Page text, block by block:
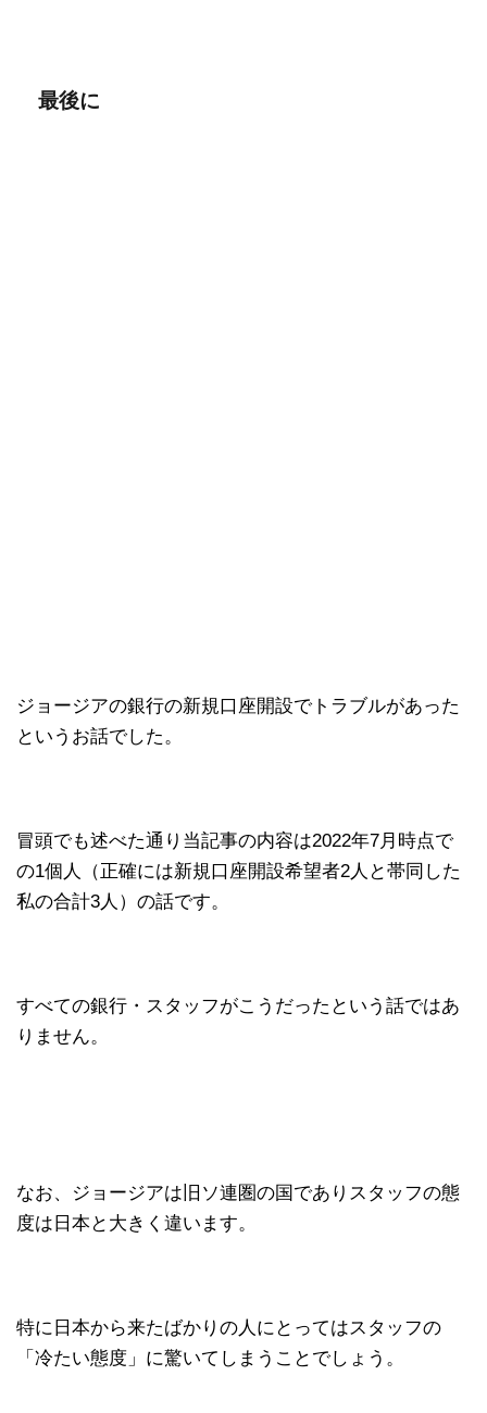
最後に
ジョージアの銀行の新規口座開設でトラブルがあった
というお話でした。
冒頭でも述べた通り当記事の内容は2022年7月時点で
の1個人（正確には新規口座開設希望者2人と帯同した
私の合計3人）の話です。
すべての銀行・スタッフがこうだったという話ではあ
りません。
なお、ジョージアは旧ソ連圏の国でありスタッフの態
度は日本と大きく違います。
特に日本から来たばかりの人にとってはスタッフの
「冷たい態度」に驚いてしまうことでしょう。